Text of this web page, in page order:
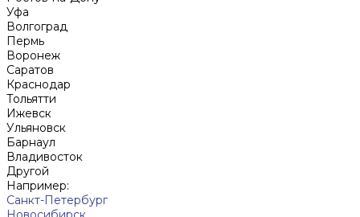
Уфа
Волгоград
Пермь
Воронеж
Саратов
Краснодар
Тольятти
Ижевск
Ульяновск
Барнаул
Владивосток
Другой
Например:
Санкт-Петербург